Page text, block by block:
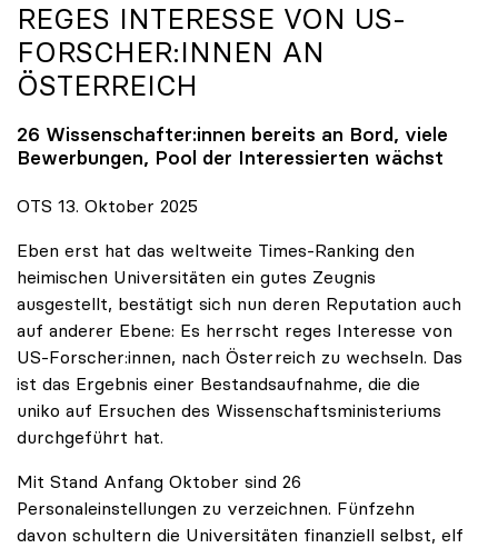
REGES INTERESSE VON US-
FORSCHER:INNEN AN
ÖSTERREICH
26 Wissenschafter:innen bereits an Bord, viele
Bewerbungen, Pool der Interessierten wächst
OTS 13. Oktober 2025
Eben erst hat das weltweite Times-Ranking den
heimischen Universitäten ein gutes Zeugnis
ausgestellt, bestätigt sich nun deren Reputation auch
auf anderer Ebene: Es herrscht reges Interesse von
US-Forscher:innen, nach Österreich zu wechseln. Das
ist das Ergebnis einer Bestandsaufnahme, die die
uniko auf Ersuchen des Wissenschaftsministeriums
durchgeführt hat.
Mit Stand Anfang Oktober sind 26
Personaleinstellungen zu verzeichnen. Fünfzehn
davon schultern die Universitäten finanziell selbst, elf